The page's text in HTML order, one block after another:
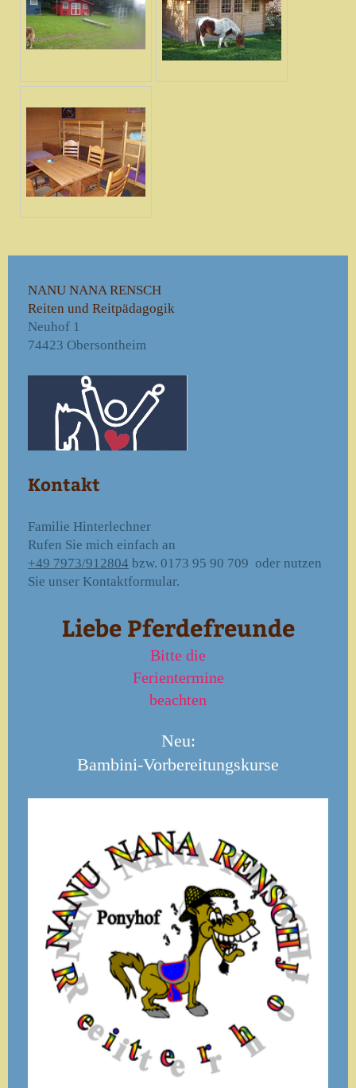
NANU NANA RENSCH
Reiten und Reitpädagogik
Neuhof 1
74423 Obersontheim
Kontakt
Familie Hinterlechner
Rufen Sie mich einfach an
+49 7973/912804 bzw. 0173 95 90 709 oder nutzen
Sie unser Kontaktformular.
Liebe Pferdefreunde
Bitte die
Ferientermine
beachten
Neu:
Bambini-Vorbereitungskurse